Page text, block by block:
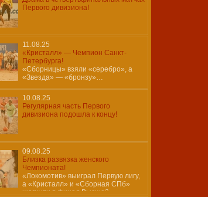
Первого дивизиона!
11.08.25
«Кристалл» — Чемпион Санкт-
Петербурга!
«Сборницы» взяли «серебро», а
«Звезда» — «бронзу»…
10.08.25
Регулярная часть Первого
дивизиона подошла к концу!
09.08.25
Близка развязка женского
Чемпионата!
«Локомотив» выиграл Первую лигу,
а «Кристалл» и «Сборная СПб»
шагнули в финал Высшей